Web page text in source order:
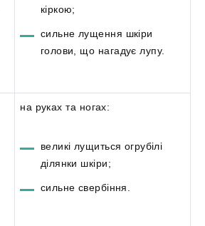
кіркою;
сильне лущення шкіри
голови, що нагадує лупу.
на руках та ногах:
великі лущиться огрубілі
ділянки шкіри;
сильне свербіння.